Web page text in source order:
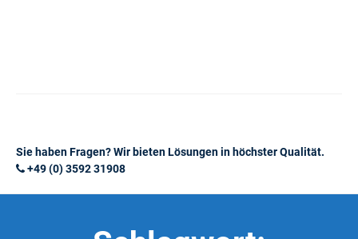
Sie haben Fragen? Wir bieten Lösungen in höchster Qualität.
+49 (0) 3592 31908